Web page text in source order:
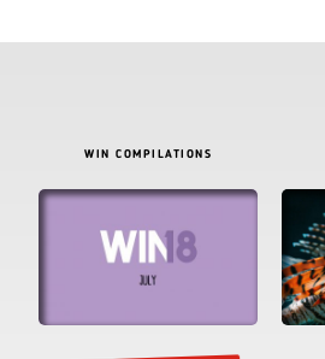
WIN COMPILATIONS